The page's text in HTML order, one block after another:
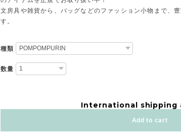
文房具や雑貨から、バッグなどのファッション小物まで、
す。
種類
数量
International shipping
Add to cart